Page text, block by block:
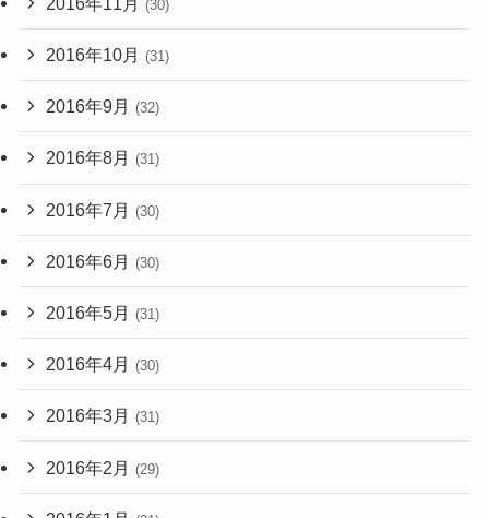
(30)
2016年10月 (31)
2016年9月 (32)
2016年8月 (31)
2016年7月 (30)
2016年6月 (30)
2016年5月 (31)
2016年4月 (30)
2016年3月 (31)
2016年2月 (29)